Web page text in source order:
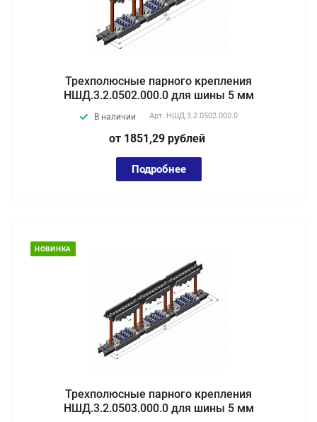
Трехполюсные парного крепления
НШД.3.2.0502.000.0 для шины 5 мм
В наличии Арт. НШД.3.2.0502.000.0
от 1851,29 рублей
Подробнее
НОВИНКА
Трехполюсные парного крепления
НШД.3.2.0503.000.0 для шины 5 мм